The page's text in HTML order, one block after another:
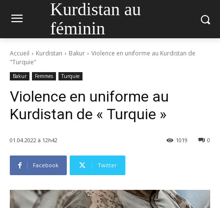
Kurdistan au
féminin
Accueil Kurdistan Bakur
Violence en uniforme au Kurdistan de
"Turquie"
Bakur Femmes Turquie
Violence en uniforme au
Kurdistan de « Turquie »
01.04.2022 à 12h42 0
1019
Facebook Twitter